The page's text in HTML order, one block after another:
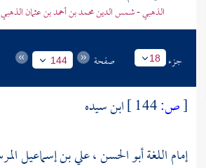
الذهبي - شمس الدين محمد بن أحمد بن عثمان الذهبي
جزء 18 صفحة 144
[ص:
ابن سيده
إمام اللغة أبو الحسن ، علي بن إسماعيل